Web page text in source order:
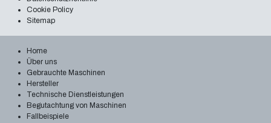
Cookie Policy
Sitemap
Home
Über uns
Gebrauchte Maschinen
Hersteller
Technische Dienstleistungen
Begutachtung von Maschinen
Fallbeispiele